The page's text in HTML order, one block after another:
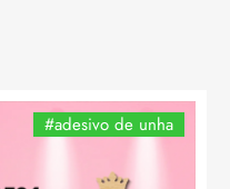
#adesivo de unha